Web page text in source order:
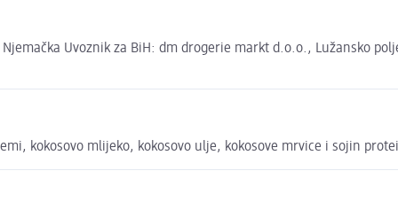
Uvoznik za BiH: dm drogerie markt d.o.o., Lužansko
kokosovo mlijeko, kokosovo ulje, kokosove mrvice i sojin